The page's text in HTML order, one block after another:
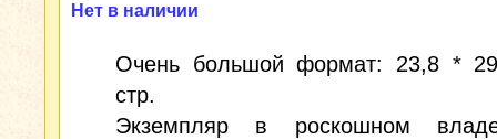
Нет в наличии
Очень большой формат: 23,8 *
стр.
Экземпляр в роскошном